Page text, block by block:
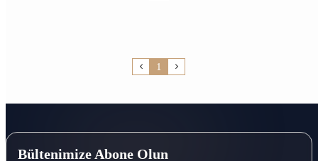
1
Bültenimize Abone Olun